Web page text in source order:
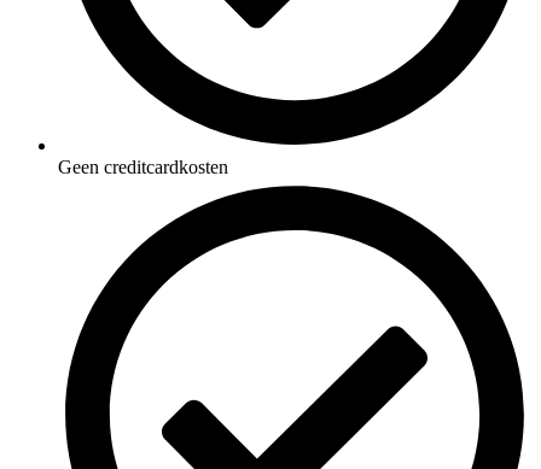
Geen creditcardkosten